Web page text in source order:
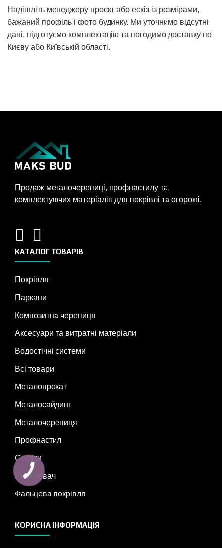
Надішліть менеджеру проєкт або ескіз із розмірами,
бажаний профіль і фото будинку. Ми уточнимо відсутні
дані, підготуємо комплектацію та погодимо доставку по
Києву або Київській області.
Продаж металочерепиці, профнастилу та
комплектуючих матеріалів для покрівлі та огорожі.
КАТАЛОГ ТОВАРІВ
Покрівля
Паркани
Композитна черепиця
Аксесуари та витратні матеріали
Водостічні системи
Всі товари
Металопрокат
Металосайдинг
Металочерепиця
Профнастил
Софіти
Утеплювач
Фальцева покрівля
КОРИСНА ІНФОРМАЦІЯ